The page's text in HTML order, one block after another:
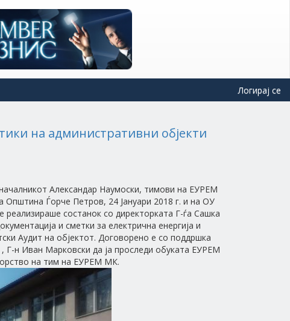
Логирај се
на административни објекти
Александар Наумоски, тимови на ЕУРЕМ
Општина Ѓорче Петров, 24 Јануари 2018 г. и на ОУ
состанок со директорката Г-ѓа Сашка
и сметки за електрична енергија и
Аудит на објектот. Договорено е со поддршка
Г-н Иван Марковски да ја проследи обуката ЕУРЕМ
на тим на ЕУРЕМ МК.